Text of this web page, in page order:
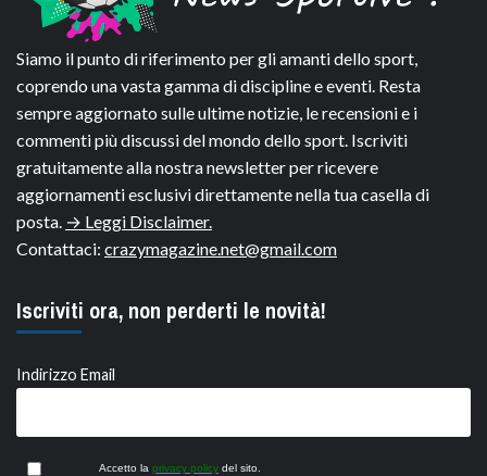
Siamo il punto di riferimento per gli amanti dello sport,
coprendo una vasta gamma di discipline e eventi. Resta
sempre aggiornato sulle ultime notizie, le recensioni e i
commenti più discussi del mondo dello sport. Iscriviti
gratuitamente alla nostra newsletter per ricevere
aggiornamenti esclusivi direttamente nella tua casella di
posta. → Leggi Disclaimer.
Contattaci: crazymagazine.net@gmail.com
Iscriviti ora, non perderti le novità!
Indirizzo Email
Accetto la privacy policy del sito.